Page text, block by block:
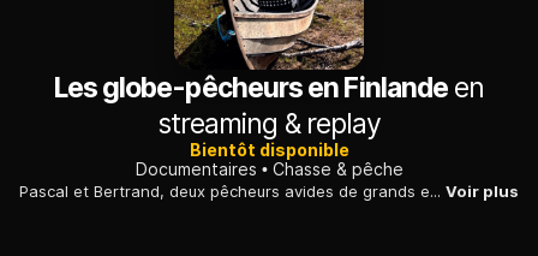
Les globe-pêcheurs en Finlande en
streaming & replay
Bientôt disponible
Documentaires
Chasse & pêche
Pascal et Bertrand, deux pêcheurs avides de grands espaces, découvrent la Finlande. Dans la région des lacs, ils pêchent sandre et brochet, cuisinés par des chefs locaux. Voir plus